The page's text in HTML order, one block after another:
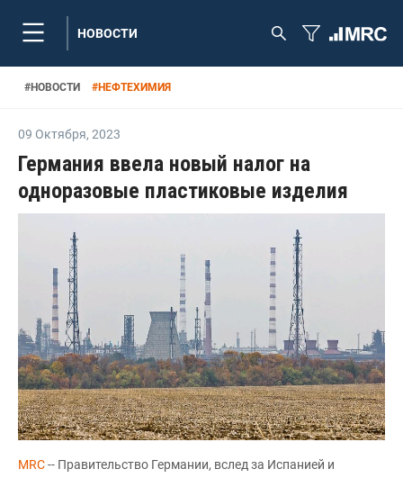
НОВОСТИ
#НОВОСТИ #НЕФТЕХИМИЯ
09 Октября, 2023
Германия ввела новый налог на
одноразовые пластиковые изделия
MRC-- Правительство Германии, вслед за Испанией и